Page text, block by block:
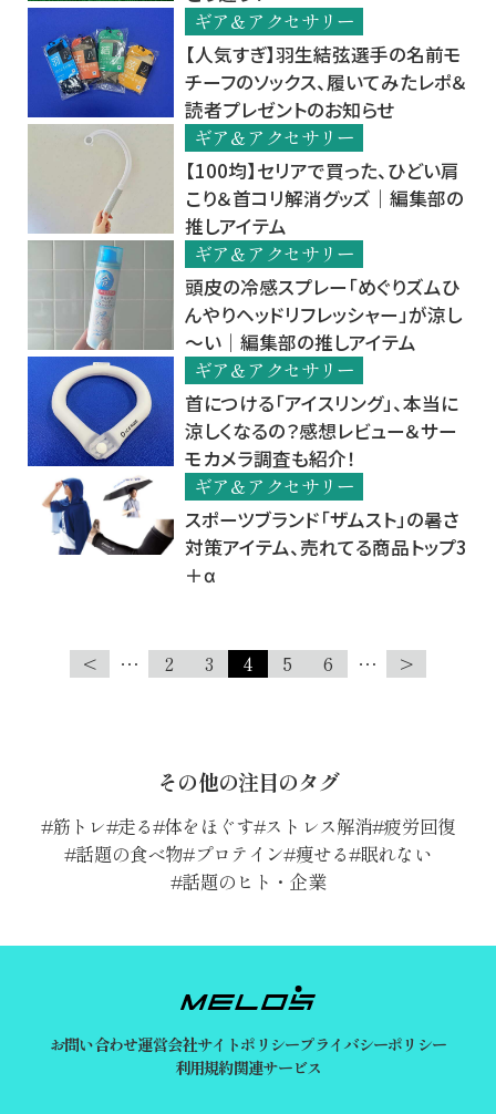
ギア＆アクセサリー
【人気すぎ】羽生結弦選手の名前モ
チーフのソックス、履いてみたレポ＆
読者プレゼントのお知らせ
ギア＆アクセサリー
【100均】セリアで買った、ひどい肩
こり＆首コリ解消グッズ｜編集部の
推しアイテム
ギア＆アクセサリー
頭皮の冷感スプレー「めぐりズムひ
んやりヘッドリフレッシャー」が涼し
～い｜編集部の推しアイテム
ギア＆アクセサリー
首につける「アイスリング」、本当に
涼しくなるの？感想レビュー＆サー
モカメラ調査も紹介！
ギア＆アクセサリー
スポーツブランド「ザムスト」の暑さ
対策アイテム、売れてる商品トップ3
＋α
< … 2 3 4 5 6 … >
その他の注目のタグ
筋トレ 走る 体をほぐす ストレス解消 疲労回復
話題の食べ物 プロテイン 痩せる 眠れない
話題のヒト・企業
お問い合わせ運営会社サイトポリシープライバシーポリシー
利用規約関連サービス